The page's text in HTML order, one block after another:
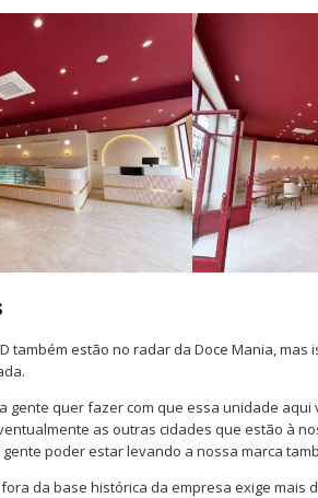
também estão no radar da Doce Mania,
gente quer fazer com que essa unidade aqui
as outras cidades que estão à
poder estar levando a nossa marca
da base histórica da empresa exige mais